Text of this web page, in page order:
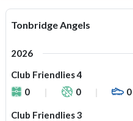
Tonbridge Angels
2026
Club Friendlies 4
0
0 0
Club Friendlies 3